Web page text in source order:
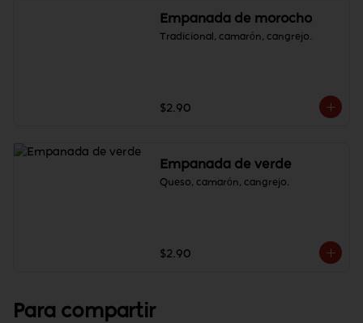
Empanada de morocho
Tradicional, camarón, cangrejo.
$2.90
Empanada de verde
Queso, camarón, cangrejo.
$2.90
Para compartir